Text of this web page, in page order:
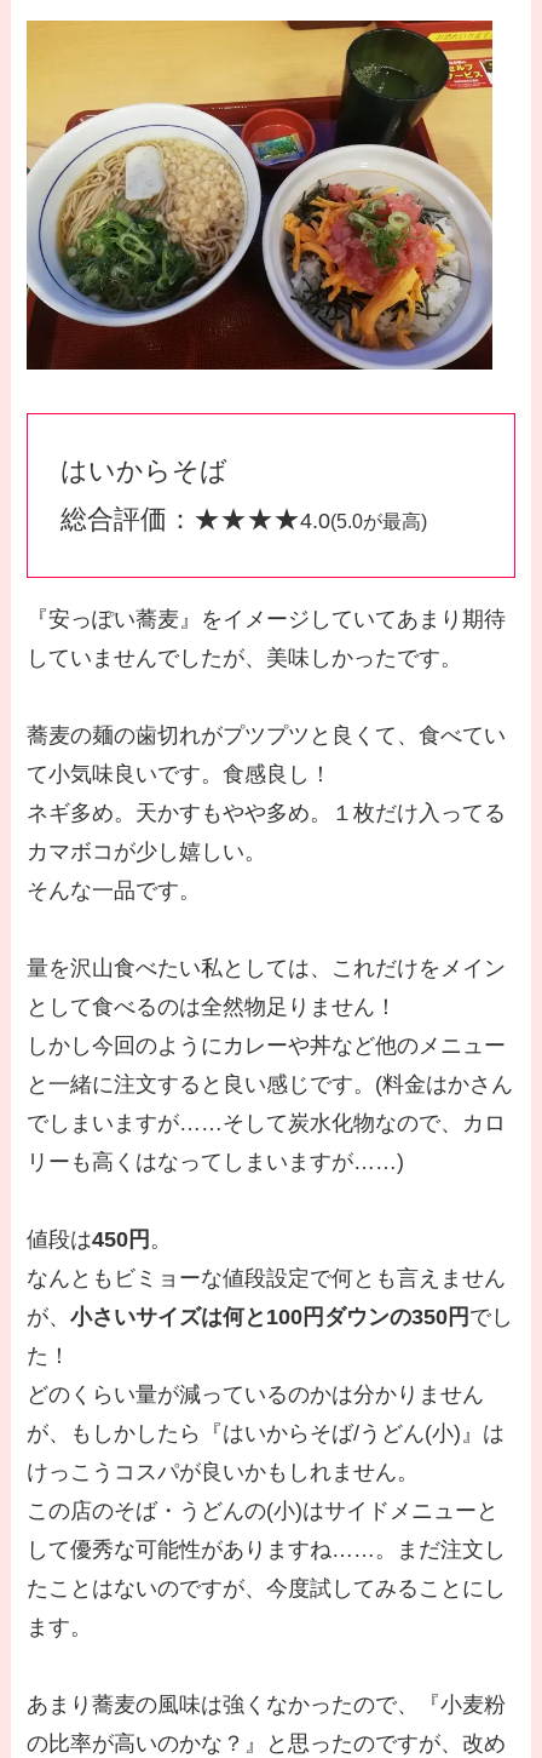
はいからそば
総合評価：★★★★4.0(5.0が最高)
『安っぽい蕎麦』をイメージしていてあまり期待
していませんでしたが、美味しかったです。
蕎麦の麺の歯切れがプツプツと良くて、食べてい
て小気味良いです。食感良し！
ネギ多め。天かすもやや多め。１枚だけ入ってる
カマボコが少し嬉しい。
そんな一品です。
量を沢山食べたい私としては、これだけをメイン
として食べるのは全然物足りません！
しかし今回のようにカレーや丼など他のメニュー
と一緒に注文すると良い感じです。(料金はかさん
でしまいますが……そして炭水化物なので、カロ
リーも高くはなってしまいますが……)
値段は450円 。
なんともビミョーな値段設定で何とも言えません
が、小さいサイズは何と100円ダウンの350円 でし
た！
どのくらい量が減っているのかは分かりません
が、もしかしたら『はいからそば/うどん(小)』は
けっこうコスパが良いかもしれません。
この店のそば・うどんの(小)はサイドメニューと
して優秀な可能性がありますね……。まだ注文し
たことはないのですが、今度試してみることにし
ます。
あまり蕎麦の風味は強くなかったので、『小麦粉
の比率が高いのかな？』と思ったのですが、改め